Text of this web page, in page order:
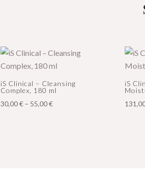
iS Clinical – Cleansing
Complex, 180 ml
30,00€ – 55,00€Hintaluokka:
iS